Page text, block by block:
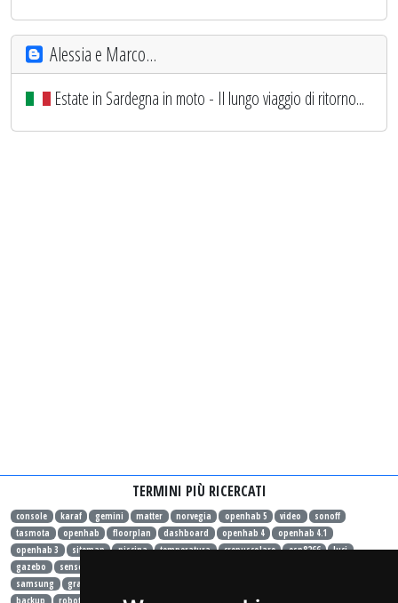
Alessia e Marco...
Estate in Sardegna in moto - Il lungo viaggio di ritorno...
TERMINI PIÙ RICERCATI
console karaf gemini matter norvegia openhab 5 video
sonoff
tasmota
openhab floorplan dashboard openhab 4
openhab 4.1
openhab 3
sitemap piscina temperatura crepuscolare esp8266
luci
gazebo
sensore
samsung
grafana